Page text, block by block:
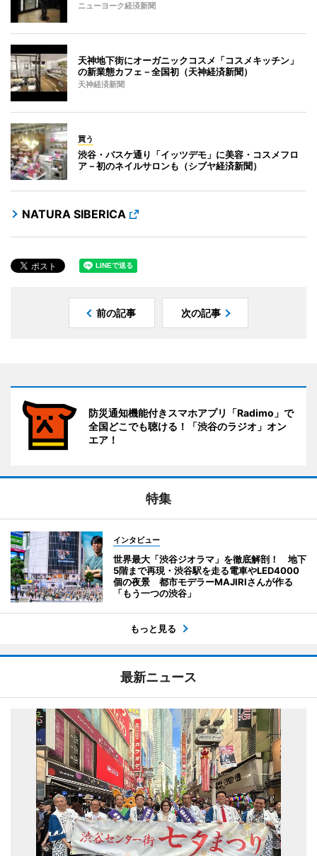
ニューヨーク経済新聞
天神地下街にオーガニックコスメ「コスメキッチン」
の新業態カフェ－全国初（天神経済新聞）
天神経済新聞
買う
渋谷・バスケ通り「イッツデモ」に美容・コスメフロ
ア－初のネイルサロンも（シブヤ経済新聞）
NATURA SIBERICA
前の記事 次の記事
防災通知機能付きスマホアプリ「Radimo」で
全国どこでも聴ける！「渋谷のラジオ」オン
エア！
特集
インタビュー
世界最大「渋谷ジオラマ」を徹底解剖！ 地下
5階まで再現・渋谷駅を走る電車やLED4000
個の夜景 都市モデラーMAJIRIさんが作る
「もう一つの渋谷」
もっと見る
最新ニュース